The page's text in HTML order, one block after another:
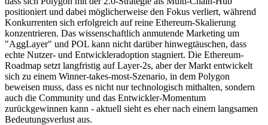
positioniert und dabei möglicherweise den Fokus verliert, während
Konkurrenten sich erfolgreich auf reine Ethereum-Skalierung
konzentrieren. Das wissenschaftlich anmutende Marketing um
"AggLayer" und POL kann nicht darüber hinwegtäuschen, dass
echte Nutzer- und Entwickleradoption stagniert. Die Ethereum-
Roadmap setzt langfristig auf Layer-2s, aber der Markt entwickelt
sich zu einem Winner-takes-most-Szenario, in dem Polygon
beweisen muss, dass es nicht nur technologisch mithalten, sondern
auch die Community und das Entwickler-Momentum
zurückgewinnen kann - aktuell sieht es eher nach einem langsamen
Bedeutungsverlust aus.